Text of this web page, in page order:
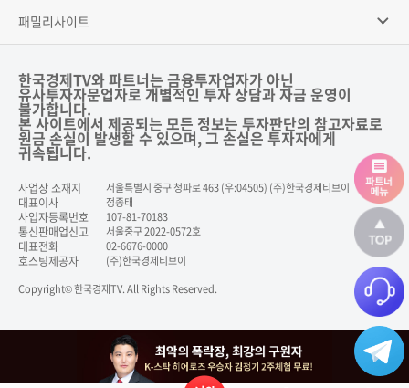
패밀리사이트
한국경제TV와 파트너는 금융투자업자가 아닌
유사투자자문업자로 개별적인 투자 상담과 자금 운영이
불가합니다.
본 사이트에서 제공되는 모든 정보는 투자판단의 참고자료로
원금 손실이 발생할 수 있으며, 그 손실은 투자자에게
귀속됩니다.
사업장 소재지 서울특별시 중구 청파로 463 (우:04505) (주)한국경제티브이
대표이사 정종태
사업자등록번호 107-81-70183
통신판매업신고 서울중구 2022-0572호
대표전화 02-6676-0000
호스팅제공자
(주)한국경제티브이
Copyright© 한국경제TV. All Rights Reserved.
닫기